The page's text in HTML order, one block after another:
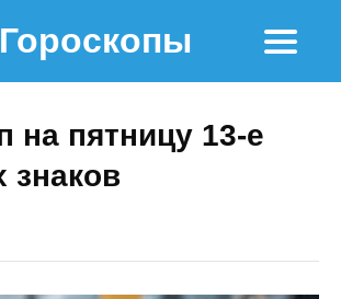
Гороскопы
на пятницу 13-е
знаков